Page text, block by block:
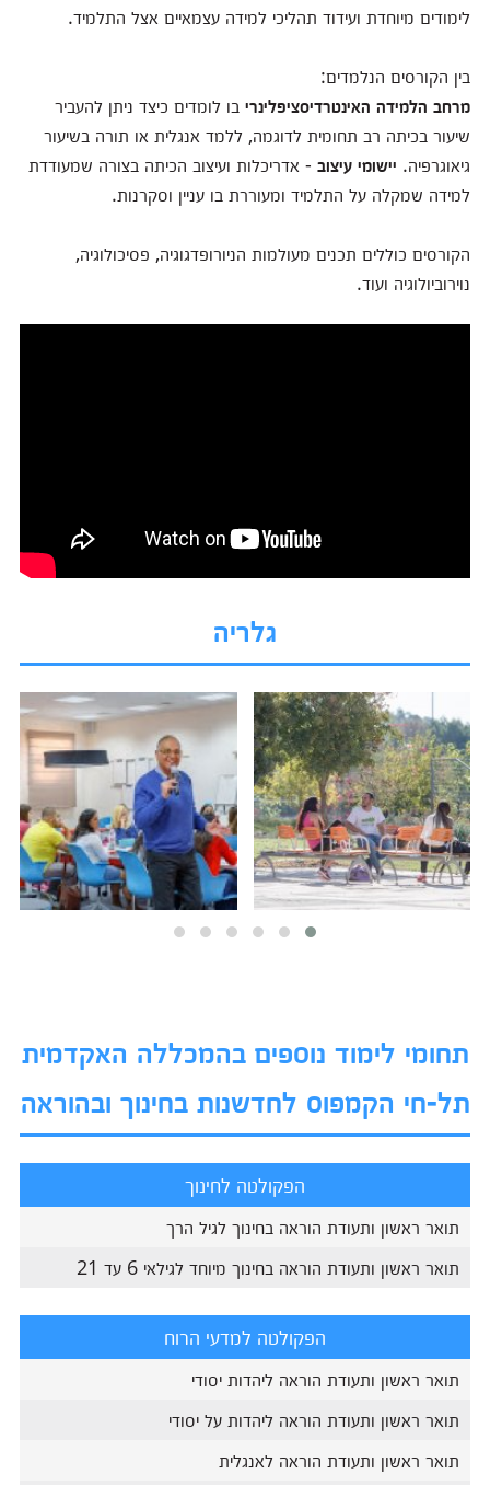
לימודים מיוחדת ועידוד תהליכי למידה עצמאיים אצל התלמיד.
בין הקורסים הנלמדים:
מרחב הלמידה האינטרדיסציפלינריבו לומדים כיצד ניתן להעביר
שיעור בכיתה רב תחומית לדוגמה, ללמד אנגלית או תורה בשיעור
גיאוגרפיה. יישומי עיצוב- אדריכלות ועיצוב הכיתה בצורה שמעודדת
למידה שמקלה על התלמיד ומעוררת בו עניין וסקרנות.
הקורסים כוללים תכנים מעולמות הניורופדגוגיה, פסיכולוגיה,
נוירוביולוגיה ועוד.
גלריה
תחומי לימוד נוספים בהמכללה האקדמית
תל-חי הקמפוס לחדשנות בחינוך ובהוראה
הפקולטה לחינוך
תואר ראשון ותעודת הוראה בחינוך לגיל הרך
תואר ראשון ותעודת הוראה בחינוך מיוחד לגילאי 6 עד 21
הפקולטה למדעי הרוח
תואר ראשון ותעודת הוראה ליהדות יסודי
תואר ראשון ותעודת הוראה ליהדות על יסודי
תואר ראשון ותעודת הוראה לאנגלית